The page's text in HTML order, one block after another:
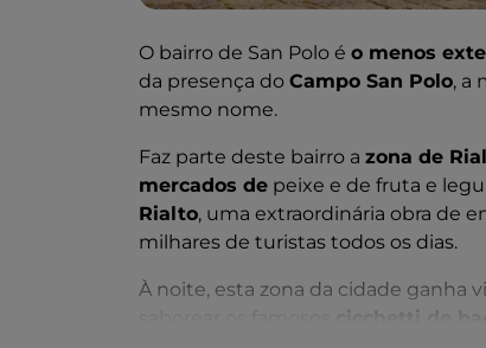
O bairro de San Polo é o menos
da presença do Campo San Polo, a
mesmo nome.
Faz parte deste bairro a zona de
mercados de peixe e de fruta e
Rialto, uma extraordinária obra de
milhares de turistas todos os dias.
À noite, esta zona da cidade ganha
cicchetti de